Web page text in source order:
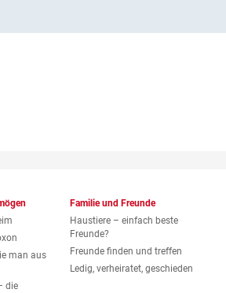
man aus
die
Familie und Freunde
Haustiere – einfach beste
Freunde?
Freunde finden und treffen
Ledig, verheiratet, geschieden